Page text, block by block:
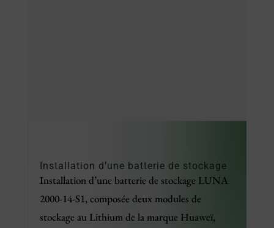
Installation d’une batterie de stockage
Installation d’une batterie de stockage LUNA
2000-14-S1, composée deux modules de
stockage au Lithium de la marque Huaweï,